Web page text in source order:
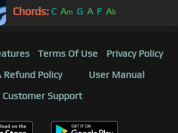
[Clipe Oficial])
Chords: C Am G A F Ab
Terms Of Use
Privacy Policy
Refund Policy
User Manual
Customer Support